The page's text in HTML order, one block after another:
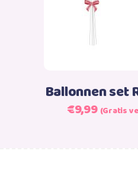
Ballonnen set
€9,99 (Gratis